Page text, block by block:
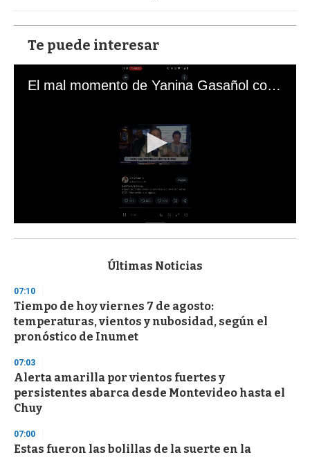
Te puede interesar
El mal momento de Yanina Gasañol con un hincha argentino en "Subrayado"
s
d
s
o
f
3
s
e
c
o
n
Últimas Noticias
07:10
Tiempo de hoy viernes 7 de agosto:
temperaturas, vientos y nubosidad, según el
pronóstico de Inumet
07:03
Alerta amarilla por vientos fuertes y
persistentes abarca desde Montevideo hasta el
Chuy
07:00
Estas fueron las bolillas de la suerte en la